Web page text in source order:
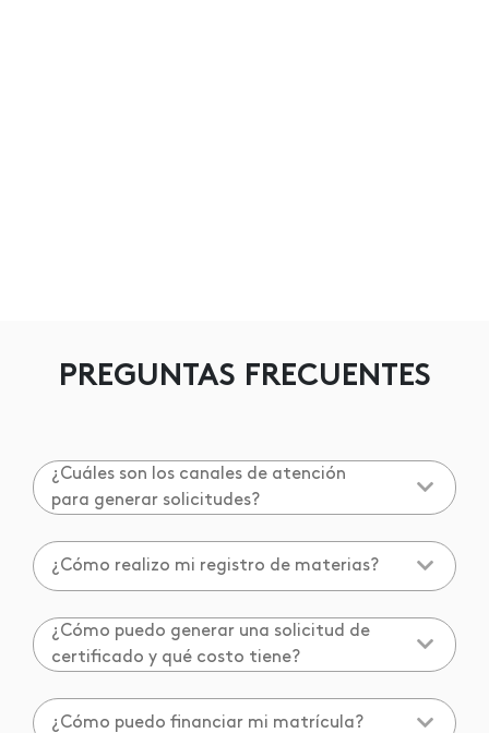
PREGUNTAS FRECUENTES
¿Cuáles son los canales de atención
para generar solicitudes?
¿Cómo realizo mi registro de materias?
¿Cómo puedo generar una solicitud de
certificado y qué costo tiene?
¿Cómo puedo financiar mi matrícula?